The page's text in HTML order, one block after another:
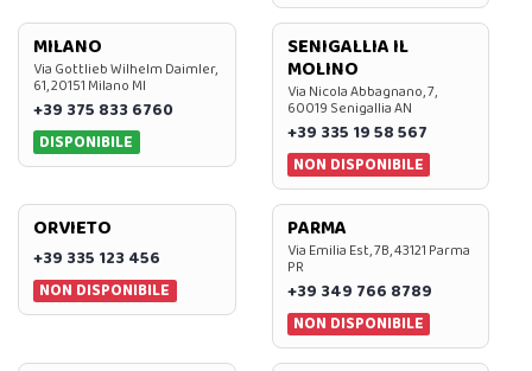
MILANO
Via Gottlieb Wilhelm Daimler,
61, 20151 Milano MI
+39 375 833 6760
DISPONIBILE
SENIGALLIA IL
MOLINO
Via Nicola Abbagnano, 7,
60019 Senigallia AN
+39 335 19 58 567
NON DISPONIBILE
ORVIETO
+39 335 123 456
NON DISPONIBILE
PARMA
Via Emilia Est, 7B, 43121 Parma
PR
+39 349 766 8789
NON DISPONIBILE